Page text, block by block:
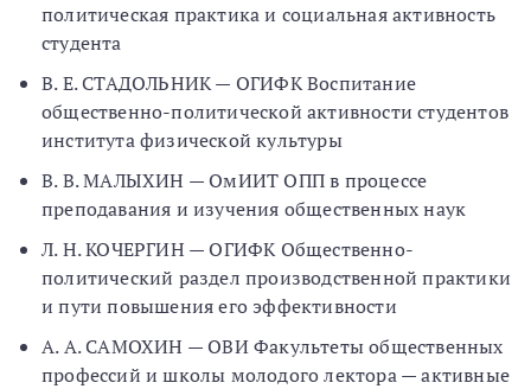
политическая практика и социальная активность
студента
В. Е. СТАДОЛЬНИК — ОГИФК Воспитание
общественно-политической активности студентов
института физической культуры
В. В. МАЛЫХИН — ОмИИТ ОПП в процессе
преподавания и изучения общественных наук
Л. Н. КОЧЕРГИН — ОГИФК Общественно-
политический раздел производственной практики
и пути повышения его эффективности
А. А. САМОХИН — ОВИ Факультеты общественных
профессий и школы молодого лектора — активные